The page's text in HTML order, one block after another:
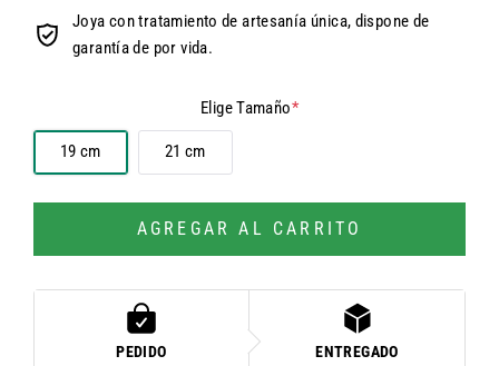
Joya con tratamiento de artesanía única, dispone de
garantía de por vida.
Elige Tamaño*
19 cm 21 cm
AGREGAR AL CARRITO
PEDIDO
ENTREGADO